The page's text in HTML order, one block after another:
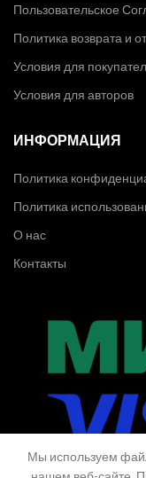
Пользовательское
Политика возврата и
Условия для
Условия для авторов
ИНФОРМАЦИЯ
Политика
Политика
О нас
Контакты
Мы используем